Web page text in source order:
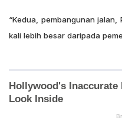
“Kedua, pembangunan
kali lebih besar daripada